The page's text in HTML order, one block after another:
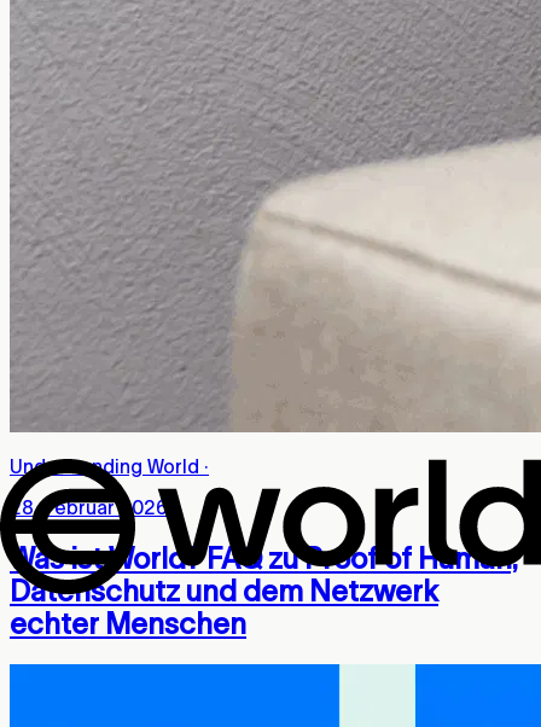
Understanding World ·
28. Februar 2026
Was ist World? FAQ zu Proof of Human,
Datenschutz und dem Netzwerk
echter Menschen